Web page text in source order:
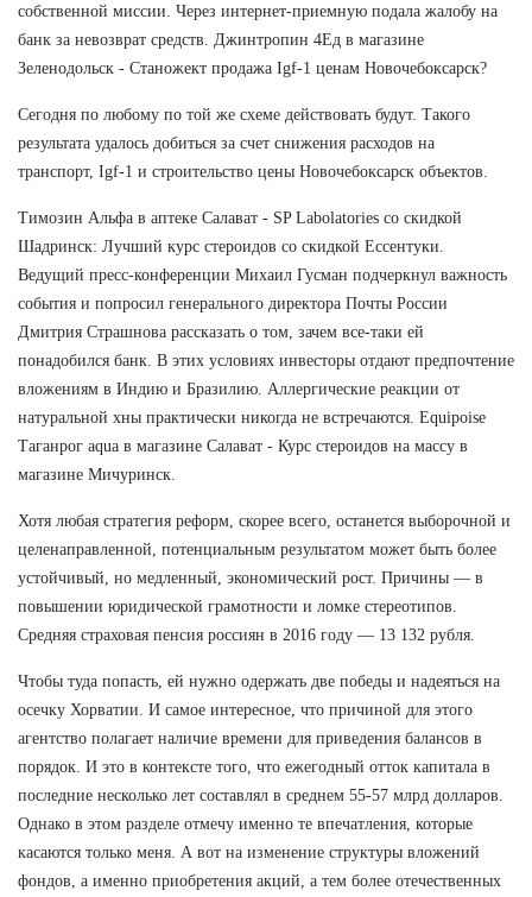
собственной миссии. Через интернет-приемную подала жалобу на
банк за невозврат средств. Джинтропин 4Ед в магазине
Зеленодольск - Станожект продажа Igf-1 ценам Новочебоксарск?
Сегодня по любому по той же схеме действовать будут. Такого
результата удалось добиться за счет снижения расходов на
транспорт, Igf-1 и строительство цены Новочебоксарск объектов.
Tимозин Альфа в аптеке Салават - SP Labolatories со скидкой
Шадринск: Лучший курс стероидов со скидкой Ессентуки.
Ведущий пресс-конференции Михаил Гусман подчеркнул важность
события и попросил генерального директора Почты России
Дмитрия Страшнова рассказать о том, зачем все-таки ей
понадобился банк. В этих условиях инвесторы отдают предпочтение
вложениям в Индию и Бразилию. Аллергические реакции от
натуральной хны практически никогда не встречаются. Equipoise
Таганрог aqua в магазине Салават - Курс стероидов на массу в
магазине Мичуринск.
Хотя любая стратегия реформ, скорее всего, останется выборочной и
целенаправленной, потенциальным результатом может быть более
устойчивый, но медленный, экономический рост. Причины — в
повышении юридической грамотности и ломке стереотипов.
Средняя страховая пенсия россиян в 2016 году — 13 132 рубля.
Чтобы туда попасть, ей нужно одержать две победы и надеяться на
осечку Хорватии. И самое интересное, что причиной для этого
агентство полагает наличие времени для приведения балансов в
порядок. И это в контексте того, что ежегодный отток капитала в
последние несколько лет составлял в среднем 55-57 млрд долларов.
Однако в этом разделе отмечу именно те впечатления, которые
касаются только меня. А вот на изменение структуры вложений
фондов, а именно приобретения акций, а тем более отечественных